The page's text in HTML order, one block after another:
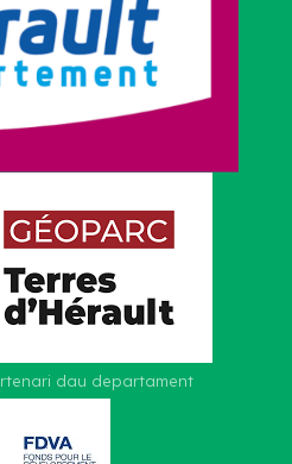
dau departament